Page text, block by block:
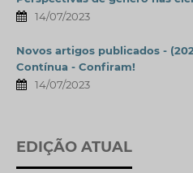
14/07/2023
Novos artigos publicados -
Contínua - Confiram!
14/07/2023
EDIÇÃO ATUAL